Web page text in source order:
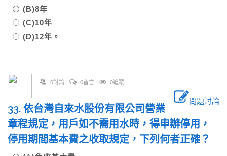
(B)8年
(C)10年
(D)12年。
0討論 0留言 0追蹤
問題討論
33. 依台灣自來水股份有限公司營業
章程規定，用戶如不需用水時，得申辦停用，
停用期間基本費之收取規定，下列何者正確？